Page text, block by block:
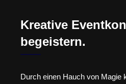
Kreative
begeistern.
Durch einen Hauch von Magie